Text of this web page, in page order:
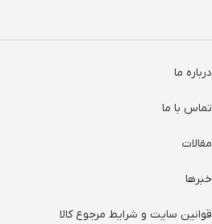
درباره ما
تماس با ما
مقالات
خبرها
قوانین سایت و شرایط مرجوع کالا